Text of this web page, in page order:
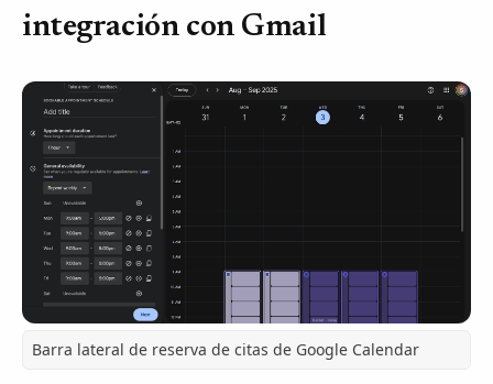
integración con Gmail
Barra lateral de reserva de citas de Google Calendar